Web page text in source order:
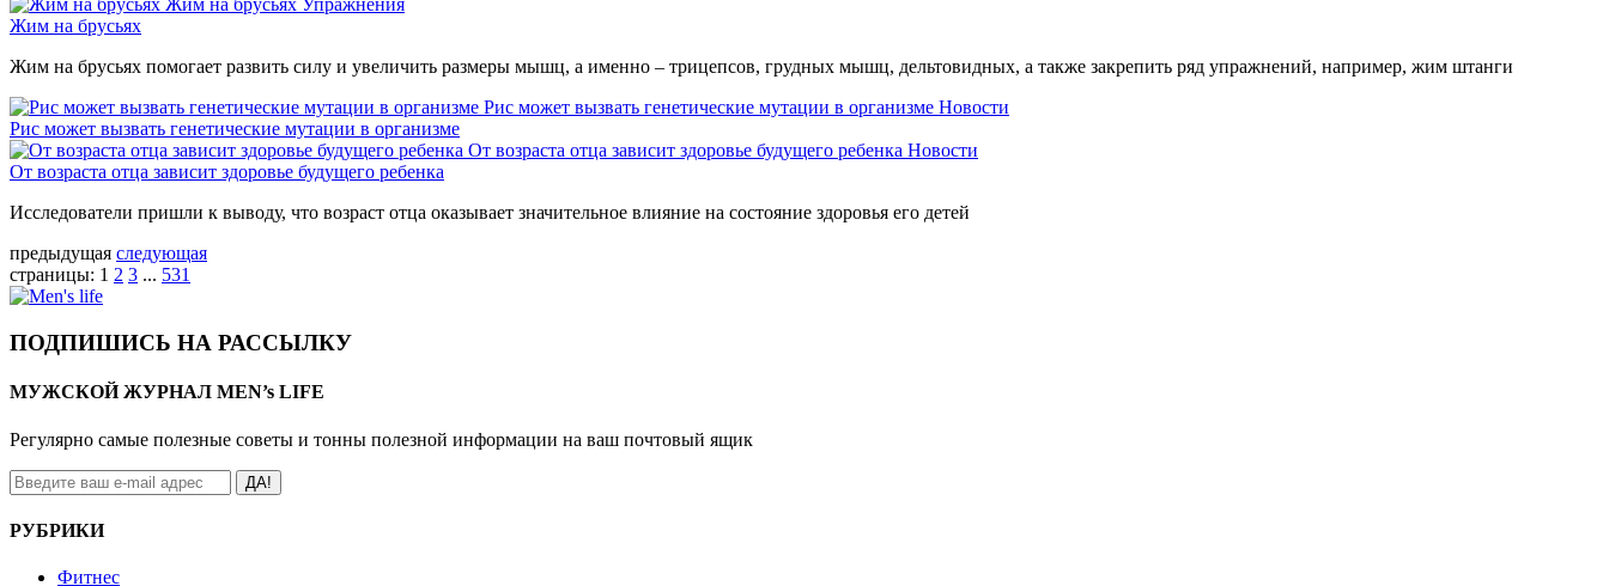
Жим на брусьях Упражнения
Жим на брусьях
Жим на брусьях помогает развить силу и увеличить размеры мышц, а именно – трицепсов, грудных мышц, дельтовидных, а также закрепить ряд упражнений, например, жим штанги
Рис может вызвать генетические мутации в организме Новости
Рис может вызвать генетические мутации в организме
От возраста отца зависит здоровье будущего ребенка Новости
От возраста отца зависит здоровье будущего ребенка
Исследователи пришли к выводу, что возраст отца оказывает значительное влияние на состояние здоровья его детей
предыдущая следующая
страницы: 1 2 3 ... 531
ПОДПИШИСЬ НА РАССЫЛКУ
МУЖСКОЙ ЖУРНАЛ MEN’s LIFE
Регулярно самые полезные советы и тонны полезной информации на ваш почтовый ящик
ДА!
РУБРИКИ
Фитнес